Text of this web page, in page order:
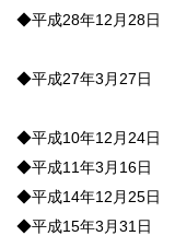
◆平成28年12月28日
◆平成27年3月27日
◆平成10年12月24日
◆平成11年3月16日
◆平成14年12月25日
◆平成15年3月31日